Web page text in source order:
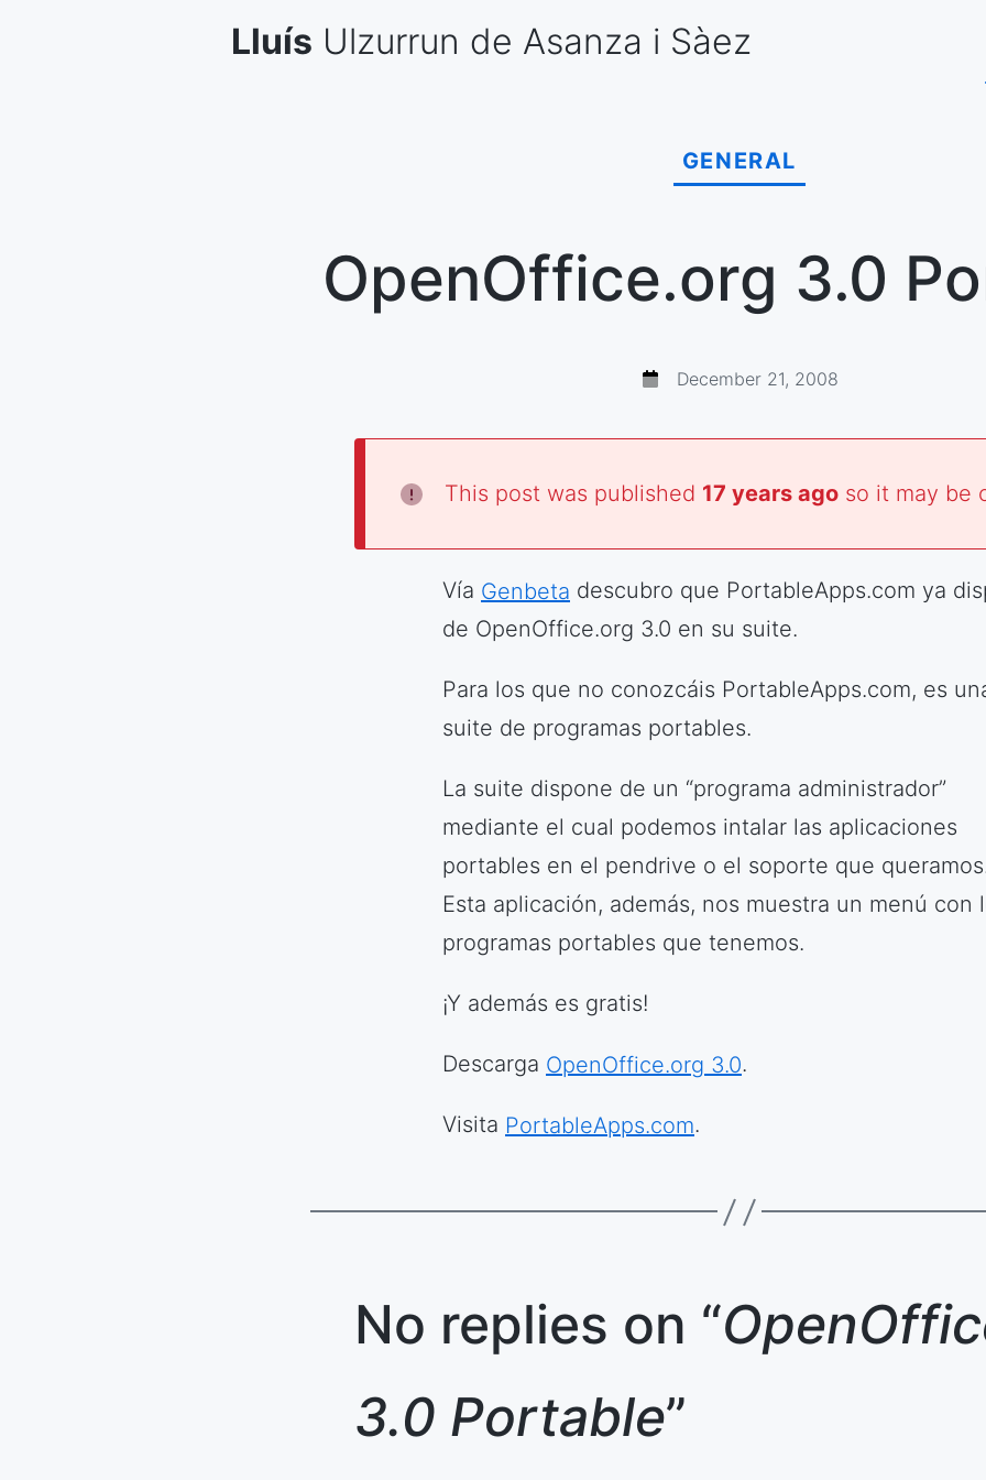
Lluís Ulzurrun de Asanza i Sàez
GENERAL
OpenOffice.org 3.0
December 21, 2008
This post was published 17 years ago so it may be
Vía Genbeta descubro que PortableApps.com ya
de OpenOffice.org 3.0 en su suite.
Para los que no conozcáis PortableApps.com, es
suite de programas portables.
La suite dispone de un “programa administrador”
mediante el cual podemos intalar las aplicaciones
portables en el pendrive o el soporte que
Esta aplicación, además, nos muestra un menú con
programas portables que tenemos.
¡Y además es gratis!
Descarga OpenOffice.org 3.0.
Visita PortableApps.com.
No replies on “
3.0 Portable”